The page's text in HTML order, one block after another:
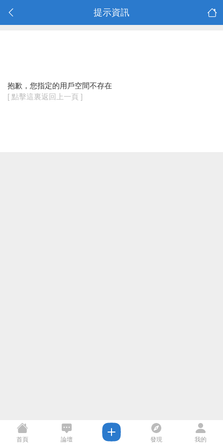
提示資訊
抱歉，您指定的用戶空間不存在
[ 點擊這裏返回上一頁 ]
首頁 論壇 發現 我的